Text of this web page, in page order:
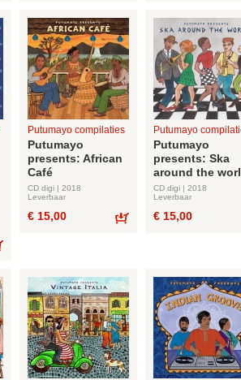
Putumayo compilaties
Putumayo
presents: African
Café
CD digi | 2018
Leverbaar
€ 15,00
Putumayo
Putumayo
presents: Ska
around the
CD digi | 2018
Leverbaar
€ 15,00